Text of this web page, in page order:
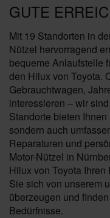
GUTE
Mit 19 Standorten in
Nützel hervorragend
bequeme Anlaufstelle
den Hilux von Toyota.
Gebrauchtwagen,
interessieren – wir
Standorte bieten
sondern auch
Reparaturen und
Motor-Nützel in
Hilux von Toyota
Sie sich von unserem
überzeugen und
Bedürfnisse.